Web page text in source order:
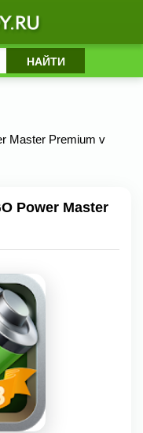
Master Premium v
Power Master